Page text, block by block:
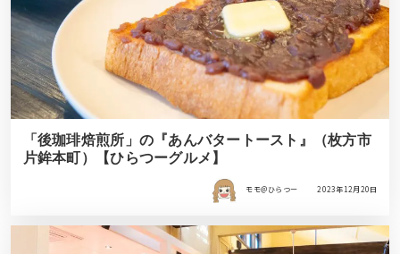
「後珈琲焙煎所」の『あんバタートースト』（枚方市
片鉾本町）【ひらつーグルメ】
モモ＠ひらつー 2023年12月20日